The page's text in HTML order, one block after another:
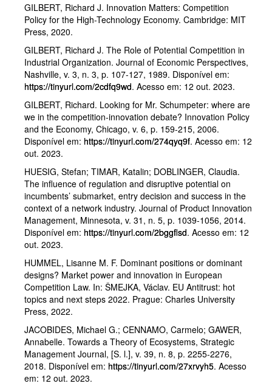
GILBERT, Richard J. Innovation Matters: Competition
Policy for the High-Technology Economy. Cambridge: MIT
Press, 2020.
GILBERT, Richard J. The Role of Potential Competition in
Industrial Organization. Journal of Economic Perspectives,
Nashville, v. 3, n. 3, p. 107-127, 1989. Disponível em:
https://tinyurl.com/2cdfq9wd. Acesso em: 12 out. 2023.
GILBERT, Richard. Looking for Mr. Schumpeter: where are
we in the competition-innovation debate? Innovation Policy
and the Economy, Chicago, v. 6, p. 159-215, 2006.
Disponível em: https://tinyurl.com/274qyq9f. Acesso em: 12
out. 2023.
HUESIG, Stefan; TIMAR, Katalin; DOBLINGER, Claudia.
The influence of regulation and disruptive potential on
incumbents’ submarket, entry decision and success in the
context of a network industry. Journal of Product Innovation
Management, Minnesota, v. 31, n. 5, p. 1039-1056, 2014.
Disponível em: https://tinyurl.com/2bggflsd. Acesso em: 12
out. 2023.
HUMMEL, Lisanne M. F. Dominant positions or dominant
designs? Market power and innovation in European
Competition Law. In: ŠMEJKA, Václav. EU Antitrust: hot
topics and next steps 2022. Prague: Charles University
Press, 2022.
JACOBIDES, Michael G.; CENNAMO, Carmelo; GAWER,
Annabelle. Towards a Theory of Ecosystems, Strategic
Management Journal, [S. l.], v. 39, n. 8, p. 2255-2276,
2018. Disponível em: https://tinyurl.com/27xrvyh5. Acesso
em: 12 out. 2023.